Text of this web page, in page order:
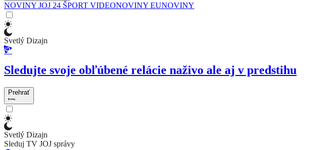
NOVINY JOJ 24 ŠPORT VIDEONOVINY EUNOVINY
Svetlý Dizajn
Sledujte svoje obľúbené relácie naživo ale aj v predstihu
Prehrať
Svetlý Dizajn
Sleduj TV JOJ správy